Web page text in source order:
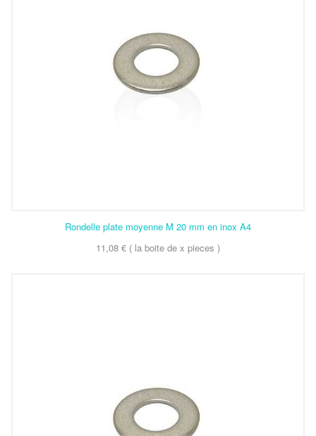
Rondelle plate moyenne M 20 mm en inox A4
11,08 € ( la boite de x pieces )